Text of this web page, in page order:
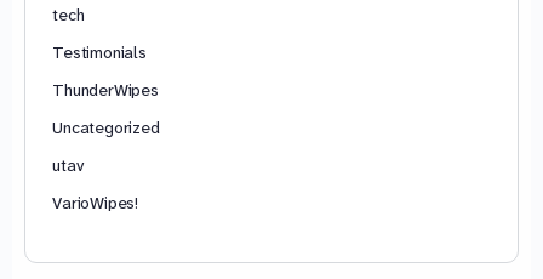
tech
Testimonials
ThunderWipes
Uncategorized
utav
VarioWipes!